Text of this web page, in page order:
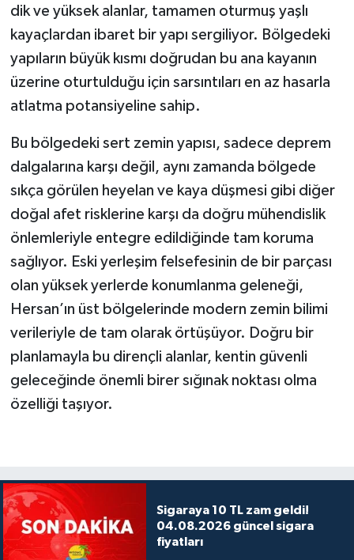
dik ve yüksek alanlar, tamamen oturmuş yaşlı
kayaçlardan ibaret bir yapı sergiliyor. Bölgedeki
yapıların büyük kısmı doğrudan bu ana kayanın
üzerine oturtulduğu için sarsıntıları en az hasarla
atlatma potansiyeline sahip.
Bu bölgedeki sert zemin yapısı, sadece deprem
dalgalarına karşı değil, aynı zamanda bölgede
sıkça görülen heyelan ve kaya düşmesi gibi diğer
doğal afet risklerine karşı da doğru mühendislik
önlemleriyle entegre edildiğinde tam koruma
sağlıyor. Eski yerleşim felsefesinin de bir parçası
olan yüksek yerlerde konumlanma geleneği,
Hersan’ın üst bölgelerinde modern zemin bilimi
verileriyle de tam olarak örtüşüyor. Doğru bir
planlamayla bu dirençli alanlar, kentin güvenli
geleceğinde önemli birer sığınak noktası olma
özelliği taşıyor.
Sigaraya 10 TL zam geldi!
04.08.2026 güncel sigara
fiyatları